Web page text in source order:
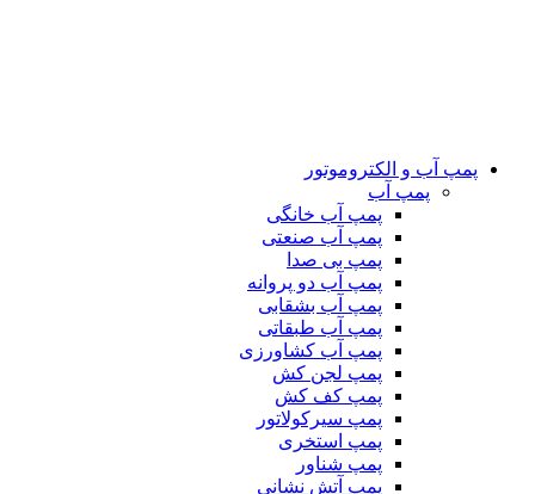
پمپ آب و الکتروموتور
پمپ آب
پمپ آب خانگی
پمپ آب صنعتی
پمپ بی صدا
پمپ آب دو پروانه
پمپ آب بشقابی
پمپ آب طبقاتی
پمپ آب کشاورزی
پمپ لجن کش
پمپ کف کش
پمپ سیرکولاتور
پمپ استخری
پمپ شناور
پمپ آتش نشانی